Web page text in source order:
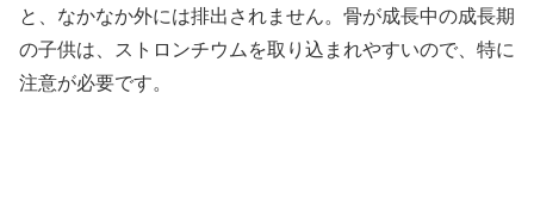
と、なかなか外には排出されません。骨が成長中の成長期
の子供は、ストロンチウムを取り込まれやすいので、特に
注意が必要です。